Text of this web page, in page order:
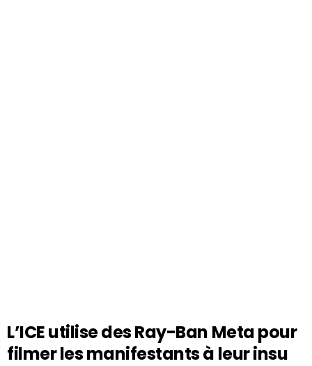
L’ICE utilise des Ray-Ban Meta pour
filmer les manifestants à leur insu